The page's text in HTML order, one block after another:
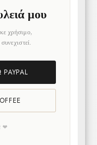
μου
χρήσιμο,
❤